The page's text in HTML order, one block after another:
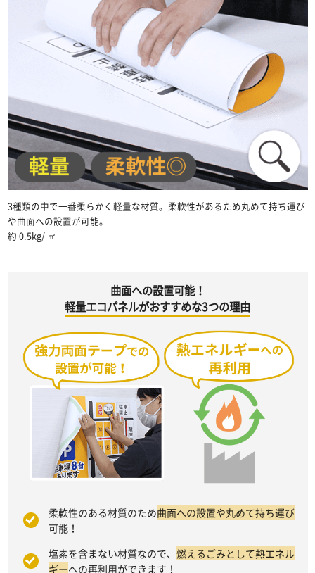
3種類の中で一番柔らかく軽量な材質。柔軟性があるため丸めて持ち運び
や曲面への設置が可能。
約 0.5kg/ ㎡
曲面への設置可能！
軽量エコパネルがおすすめな3つの理由
柔軟性のある材質のため曲面への設置や丸めて持ち運び
可能！
塩素を含まない材質なので、 燃えるごみとして熱エネル
ギーへの再利用ができます！